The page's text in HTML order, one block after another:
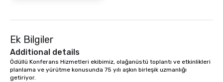
Ek Bilgiler
Additional details
Ödüllü Konferans Hizmetleri ekibimiz, olağanüstü toplantı ve etkinlikleri
planlama ve yürütme konusunda 75 yılı aşkın birleşik uzmanlığı
getiriyor.